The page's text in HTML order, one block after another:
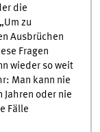
die
zu
Ausbrüchen
Fragen
wieder so weit
Man kann nie
Jahren oder nie
Fälle